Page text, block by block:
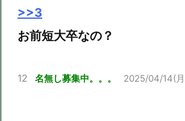
>>3
お前短大卒なの？
12 名無し募集中。。。 2025/04/14(